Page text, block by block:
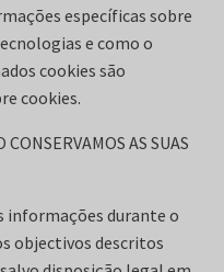
específicas sobre
e como o
cookies são
cookies.
AS SUAS
informações durante o
objectivos descritos